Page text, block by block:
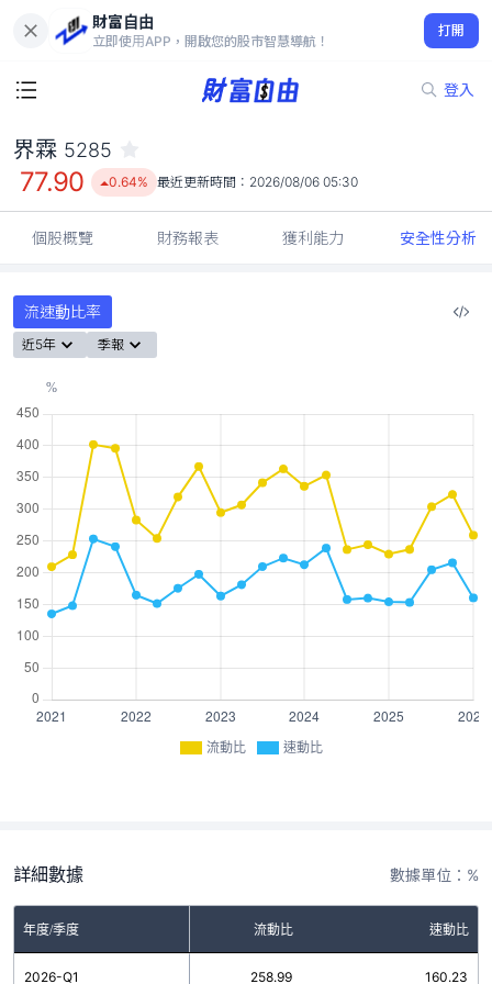
財富自由
立即使用APP，開啟您的股市智慧導航！
打開
登入
77.90
0.64%
界霖 5285
77.90 0.64% 最近更新時間： 2026/08/06 05:30
個股概覽 財務報表 獲利能力 安全性分析
流速動比率
近5年 季報
流動比 速動比
詳細數據 數據單位：%
年度/季度 流動比 速動比
2026-Q1 258.99 160.23